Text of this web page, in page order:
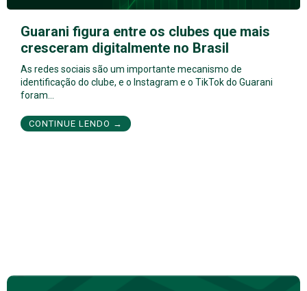
Guarani figura entre os clubes que mais
cresceram digitalmente no Brasil
As redes sociais são um importante mecanismo de
identificação do clube, e o Instagram e o TikTok do Guarani
foram…
CONTINUE LENDO →